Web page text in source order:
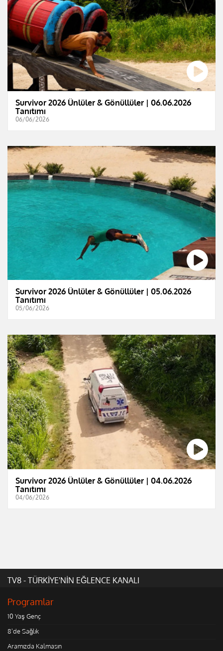
Survivor 2026 Ünlüler & Gönüllüler | 06.06.2026
Tanıtımı
06/06/2026
Survivor 2026 Ünlüler & Gönüllüler | 05.06.2026
Tanıtımı
05/06/2026
Survivor 2026 Ünlüler & Gönüllüler | 04.06.2026
Tanıtımı
04/06/2026
TV8 - TÜRKİYE'NİN EĞLENCE KANALI
Programlar
10 Yaş Genç
8'de Sağlık
Aramızda Kalmasın